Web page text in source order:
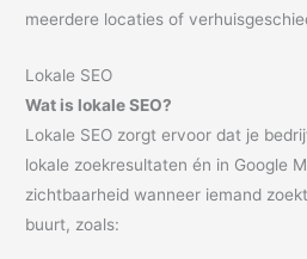
meerdere locaties of
Lokale SEO
Wat is lokale SEO?
Lokale SEO zorgt ervoor dat je
lokale zoekresultaten én in Google
zichtbaarheid wanneer iemand
buurt, zoals: